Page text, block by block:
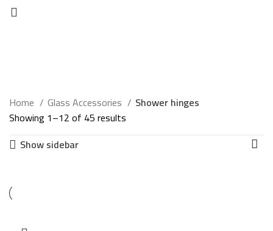
Home Glass Accessories
Shower hinges
Showing 1–12 of 45 results
Show sidebar